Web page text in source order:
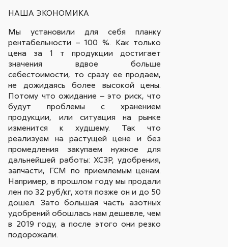
НАША ЭКОНОМИКА
Мы установили для себя планку
рентабельности – 100 %. Как только
цена за 1 т продукции достигает
значения вдвое больше
себестоимости, то сразу ее продаем,
не дожидаясь более высокой цены.
Потому что ожидание – это риск, что
будут проблемы с хранением
продукции, или ситуация на рынке
изменится к худшему. Так что
реализуем на растущей цене и без
промедления закупаем нужное для
дальнейшей работы: ХСЗР, удобрения,
запчасти, ГСМ по приемлемым ценам.
Например, в прошлом году мы продали
лен по 32 руб/кг, хотя позже он и до 50
дошел. Зато большая часть азотных
удобрений обошлась нам дешевле, чем
в 2019 году, а после этого они резко
подорожали.